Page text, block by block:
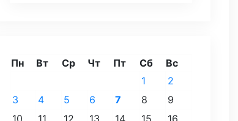
Пн Вт Ср Чт Пт Сб
Вс
1
2
3
4 5 6 7 8
9
10
11 12 13 14 15 16